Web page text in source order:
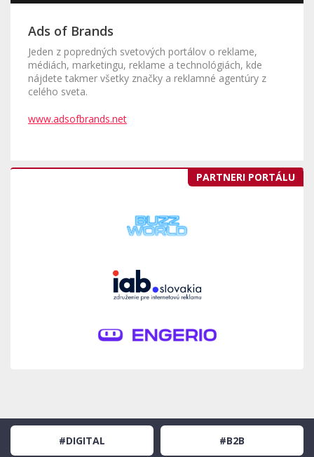
Ads of Brands
Jeden z popredných svetových portálov o reklame,
médiách, marketingu, reklame a technológiách, kde
nájdete takmer všetky značky a reklamné agentúry z
celého sveta.
www.adsofbrands.net
PARTNERI PORTÁLU
#DIGITAL #B2B